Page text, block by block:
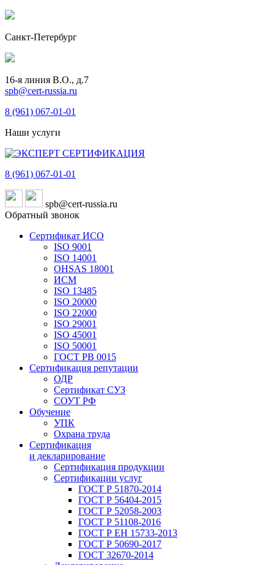
Санкт-Петербург
16-я линия В.О., д.7
spb@cert-russia.ru
8 (961) 067-01-01
Наши услуги
8 (961) 067-01-01
spb@cert-russia.ru
Обратный звонок
Сертификат ИСО
ISO 9001
ISO 14001
OHSAS 18001
ИСМ
ISO 13485
ISO 20000
ISO 22000
ISO 29001
ISO 45001
ISO 50001
ГОСТ РВ 0015
Сертификация репутации
ОДР
Сертификат СУЗ
СОУТ РФ
Обучение
УПК
Охрана труда
Сертификация
и декларирование
Сертификация продукции
Сертификации услуг
ГОСТ Р 51870-2014
ГОСТ Р 56404-2015
ГОСТ Р 52058-2003
ГОСТ Р 51108-2016
ГОСТ Р ЕН 15733-2013
ГОСТ Р 50690-2017
ГОСТ 32670-2014